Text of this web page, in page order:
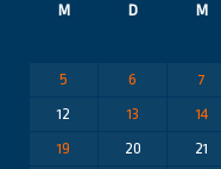
M
D M
5
6 7
12
13 14
19
20 21